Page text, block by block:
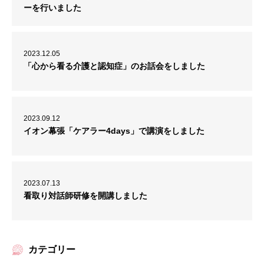
ーを行いました
2023.12.05
「心から看る介護と認知症」のお話会をしました
2023.09.12
イオン幕張「ケアラー4days」で講演をしました
2023.07.13
看取り対話師研修を開講しました
カテゴリー